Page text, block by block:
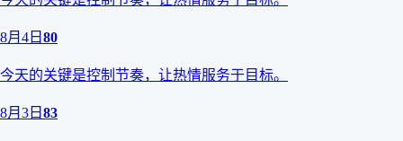
8月4日 80
今天的关键是控制节奏，让热情服务于目标。
8月3日 83